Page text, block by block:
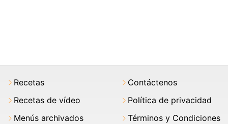
Recetas
Recetas de vídeo
Menús archivados
Contáctenos
Política de privacidad
Términos y Condiciones